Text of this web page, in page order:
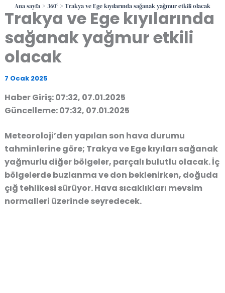
Ana sayfa 360° Trakya ve Ege kıyılarında sağanak yağmur etkili olacak
Trakya ve Ege kıyılarında
sağanak yağmur etkili
olacak
7 Ocak 2025
Haber Giriş: 07:32, 07.01.2025
Güncelleme: 07:32, 07.01.2025
Meteoroloji’den yapılan son hava durumu
tahminlerine göre; Trakya ve Ege kıyıları sağanak
yağmurlu diğer bölgeler, parçalı bulutlu olacak. İç
bölgelerde buzlanma ve don beklenirken, doğuda
çığ tehlikesi sürüyor. Hava sıcaklıkları mevsim
normalleri üzerinde seyredecek.